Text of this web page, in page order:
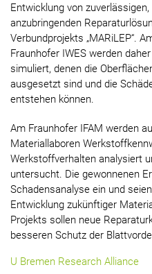
Entwicklung von
anzubringenden
Verbundprojekts „MARiLEP“.
Fraunhofer IWES werden
simuliert, denen die
ausgesetzt sind und die
entstehen können.
Am Fraunhofer IFAM werden
Materiallaboren
Werkstoffverhalten analysiert
untersucht. Die gewonnenen
Schadensanalyse ein und
Entwicklung zukünftiger
Projekts sollen neue
besseren Schutz der
U Bremen Research Alliance